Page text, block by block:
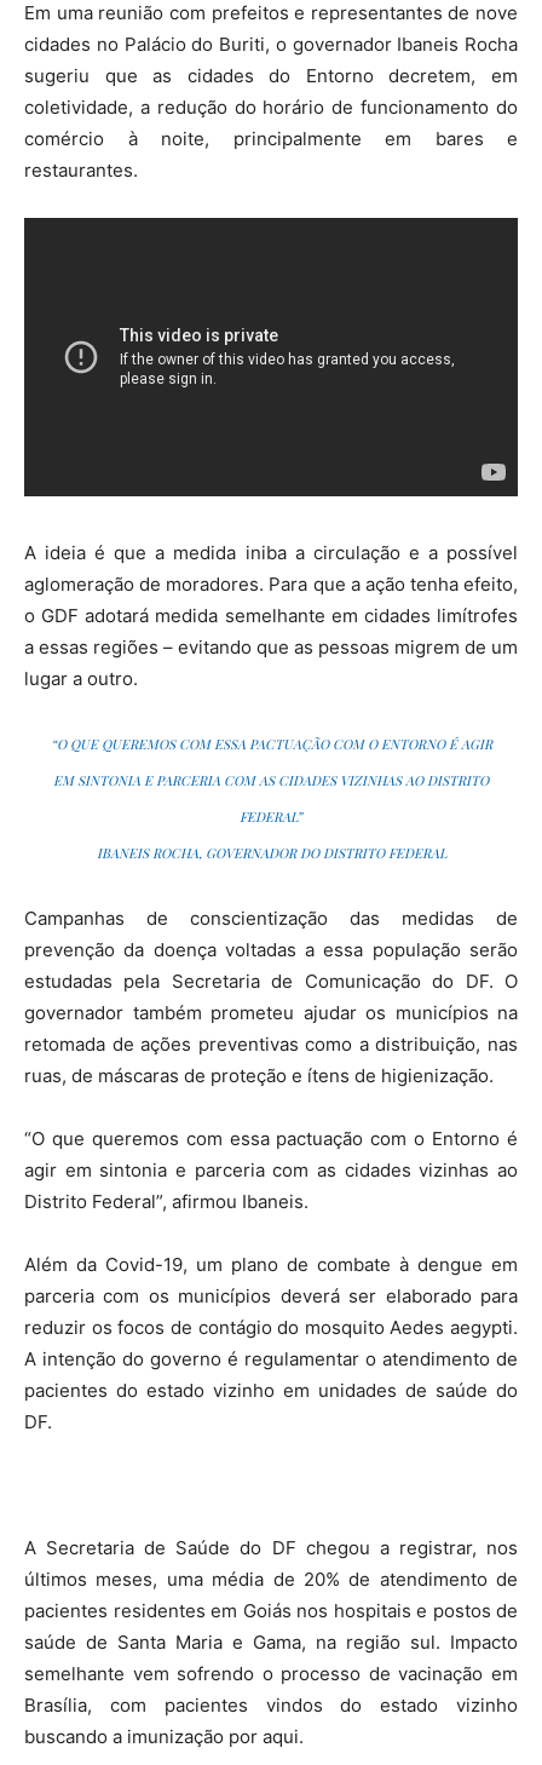
Em uma reunião com prefeitos e representantes de nove
cidades no Palácio do Buriti, o governador Ibaneis Rocha
sugeriu que as cidades do Entorno decretem, em
coletividade, a redução do horário de funcionamento do
comércio à noite, principalmente em bares e
restaurantes.
A ideia é que a medida iniba a circulação e a possível
aglomeração de moradores. Para que a ação tenha efeito,
o GDF adotará medida semelhante em cidades limítrofes
a essas regiões – evitando que as pessoas migrem de um
lugar a outro.
“O QUE QUEREMOS COM ESSA PACTUAÇÃO COM O ENTORNO É AGIR
EM SINTONIA E PARCERIA COM AS CIDADES VIZINHAS AO DISTRITO
FEDERAL”
IBANEIS ROCHA, GOVERNADOR DO DISTRITO FEDERAL
Campanhas de conscientização das medidas de
prevenção da doença voltadas a essa população serão
estudadas pela Secretaria de Comunicação do DF. O
governador também prometeu ajudar os municípios na
retomada de ações preventivas como a distribuição, nas
ruas, de máscaras de proteção e ítens de higienização.
“O que queremos com essa pactuação com o Entorno é
agir em sintonia e parceria com as cidades vizinhas ao
Distrito Federal”, afirmou Ibaneis.
Além da Covid-19, um plano de combate à dengue em
parceria com os municípios deverá ser elaborado para
reduzir os focos de contágio do mosquito Aedes aegypti.
A intenção do governo é regulamentar o atendimento de
pacientes do estado vizinho em unidades de saúde do
DF.
A Secretaria de Saúde do DF chegou a registrar, nos
últimos meses, uma média de 20% de atendimento de
pacientes residentes em Goiás nos hospitais e postos de
saúde de Santa Maria e Gama, na região sul. Impacto
semelhante vem sofrendo o processo de vacinação em
Brasília, com pacientes vindos do estado vizinho
buscando a imunização por aqui.